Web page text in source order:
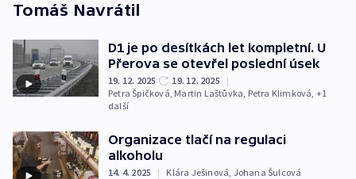
Tomáš Navrátil
D1 je po desítkách let kompletní. U
Přerova se otevřel poslední úsek
19. 12. 2025 19. 12. 2025
|
Petra Špičková, Martin Laštůvka, Petra Klimková, +1
další
Organizace tlačí na regulaci
alkoholu
14. 4. 2025 | Klára Ješinová, Johana Šulcová